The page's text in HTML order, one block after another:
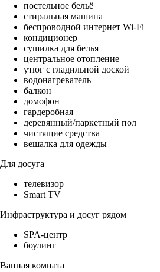
постельное бельё
стиральная машина
беспроводной интернет Wi-Fi
кондиционер
сушилка для белья
центральное отопление
утюг с гладильной доской
водонагреватель
балкон
домофон
гардеробная
деревянный/паркетный пол
чистящие средства
вешалка для одежды
Для досуга
телевизор
Smart TV
Инфраструктура и досуг рядом
SPA-центр
боулинг
Ванная комната